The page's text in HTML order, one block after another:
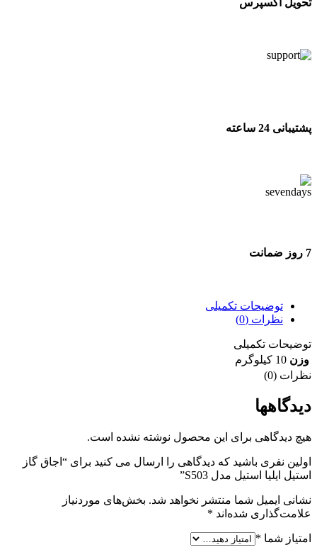
تحویل اکسپرس
پشتیبانی 24 ساعته
7 روز ضمانت
توضیحات تکمیلی
نظرات (0)
توضیحات تکمیلی
وزن 10 کیلوگرم
نظرات (0)
دیدگاهها
هیچ دیدگاهی برای این محصول نوشته نشده است.
اولین نفری باشید که دیدگاهی را ارسال می کنید برای “اجاق گاز
استیل ایلیا استیل مدل S503”
نشانی ایمیل شما منتشر نخواهد شد. بخش‌های موردنیاز
علامت‌گذاری شده‌اند *
امتیاز شما *